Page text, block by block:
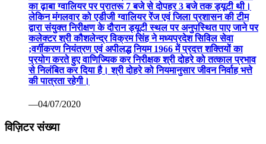
का ढ़ाबा ग्वालियर पर प्रातरू 7 बजे से दोपहर 3 बजे तक ड्यूटी थी।
लेकिन मंगलवार को एडीजी ग्वालियर रेंज एवं जिला प्रशासन की टीम
द्वारा संयुक्त निरीक्षण के दौरान ड्यूटी स्थल पर अनुपस्थित पाए जाने पर
कलेक्टर श्री कौशलेन्द्र विक्रम सिंह ने मध्यप्रदेश सिविल सेवा
;वर्गीकरण नियंत्रण एवं अपीलद्ध नियम 1966 में प्रदत्त शक्तियों का
प्रयोग करते हुए वाणिज्यिक कर निरीक्षक श्री दोहरे को तत्काल प्रभाव
से निलंबित कर दिया है। श्री दोहरे को नियमानुसार जीवन निर्वाह भत्ते
की पात्रता रहेगी।
—04/07/2020
विज़िटर संख्या